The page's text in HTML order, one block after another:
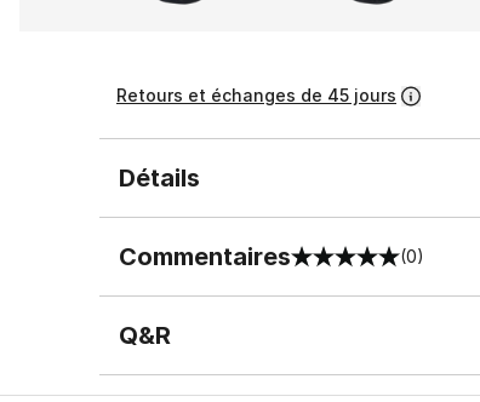
Retours et échanges de 45 jours
Détails
Commentaires
0 sur 5 notes (0)
Q&R